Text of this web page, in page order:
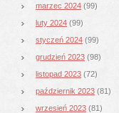
marzec 2024 (99)
luty 2024 (99)
styczeń 2024 (99)
grudzień 2023 (98)
listopad 2023 (72)
październik 2023 (81)
wrzesień 2023 (81)